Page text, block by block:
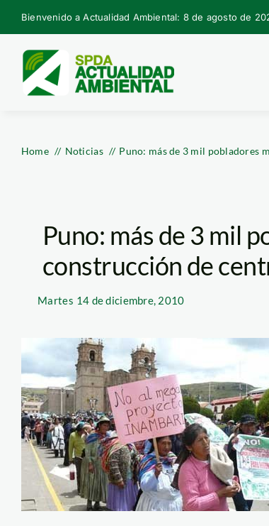
Skip
to
content
Bienvenido a Actualidad Ambiental: 8 de agosto de
Home Noticias Puno: más de 3 mil pobladores
Puno: más de 3 mil
construcción de
Martes 14 de diciembre, 2010